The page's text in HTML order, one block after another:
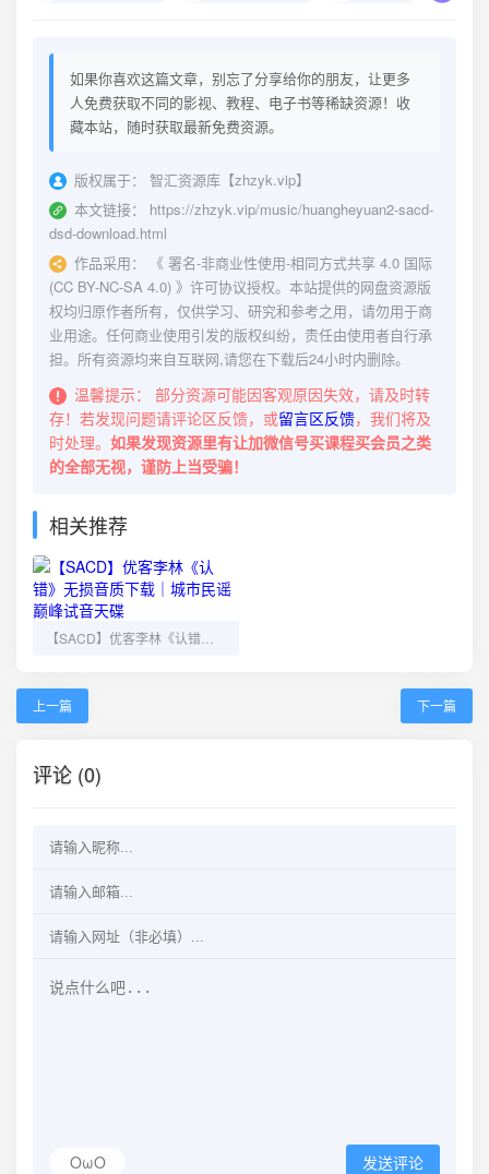
如果你喜欢这篇文章，别忘了分享给你的朋友，让更多
人免费获取不同的影视、教程、电子书等稀缺资源！收
藏本站，随时获取最新免费资源。
版权属于：
智汇资源库【zhzyk.vip】
本文链接：
https://zhzyk.vip/music/huangheyuan2-sacd-
dsd-download.html
作品采用：
《 署名-非商业性使用-相同方式共享 4.0 国际
(CC BY-NC-SA 4.0) 》许可协议授权。本站提供的网盘资源版
权均归原作者所有，仅供学习、研究和参考之用，请勿用于商
业用途。任何商业使用引发的版权纠纷，责任由使用者自行承
担。所有资源均来自互联网,请您在下载后24小时内删除。
温馨提示：
部分资源可能因客观原因失效，请及时转
存！若发现问题请评论区反馈，或留言区反馈，我们将及
时处理。 如果发现资源里有让加微信号买课程买会员之类
的全部无视，谨防上当受骗！
相关推荐
上一篇 下一篇
评论 (0)
OωO 发送评论